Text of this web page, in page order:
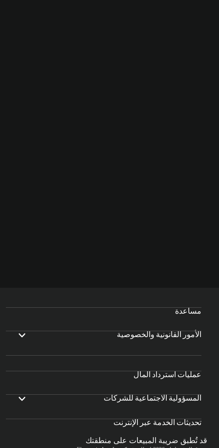
مساعدة
الأمور القانونية والخصوصية
عمليات استرداد المال
المسؤولية الاجتماعية للشركات
تحديثات الخدمة عبر الإنترنت
قد تُطبق ضريبة المبيعات على منطقتك